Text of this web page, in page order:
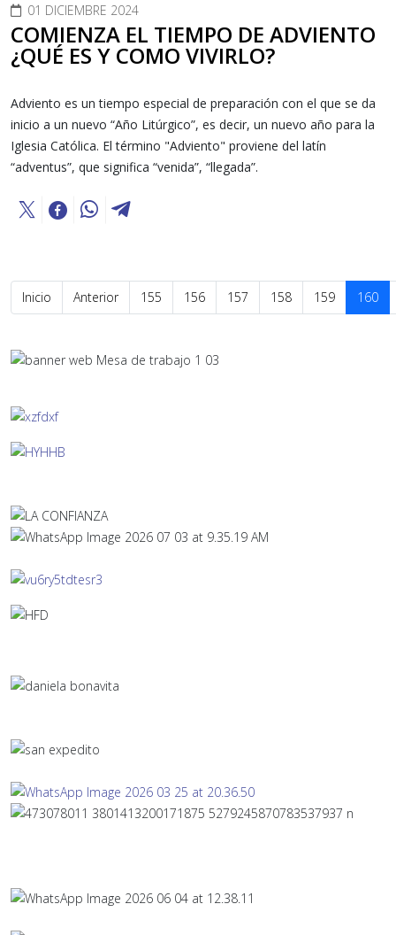
01 DICIEMBRE 2024
COMIENZA EL TIEMPO DE ADVIENTO
¿QUÉ ES Y COMO VIVIRLO?
Adviento es un tiempo especial de preparación con el que se da
inicio a un nuevo “Año Litúrgico”, es decir, un nuevo año para la
Iglesia Católica. El término "Adviento" proviene del latín
“adventus”, que significa “venida”, “llegada”.
Inicio Anterior 155 156 157 158 159 160